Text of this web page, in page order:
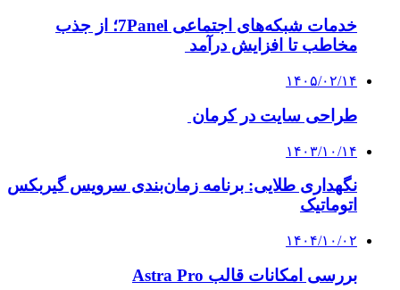
خدمات شبکه‌های اجتماعی 7Panel؛ از جذب
مخاطب تا افزایش درآمد
۱۴۰۵/۰۲/۱۴
طراحی سایت در کرمان
۱۴۰۳/۱۰/۱۴
نگهداری طلایی: برنامه زمان‌بندی سرویس گیربکس
اتوماتیک
۱۴۰۴/۱۰/۰۲
بررسی امکانات قالب Astra Pro